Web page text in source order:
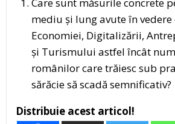
mediu și lung avute în
Economiei, Digitalizării,
și Turismului astfel încât
românilor care trăiesc sub
sărăcie să scadă semnificativ?
Distribuie acest articol!